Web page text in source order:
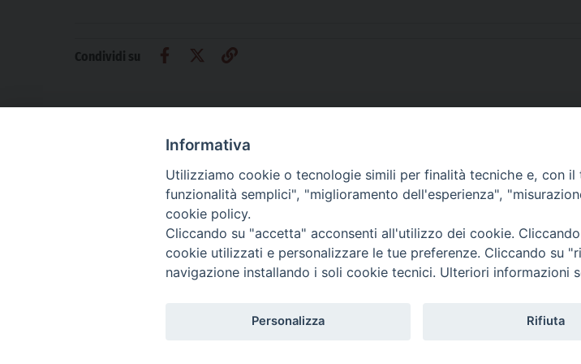
Condividi su
AMMINISTRAZIONE TRASPARENTE SCRIVICI
La Difesa del Popolo percepisce i contributi pubblici all'editoria.
La Difesa del Popolo è una testata registrata presso il Tribunale di Padova decreto del 15 giugno 1950 al n. 37 del registro
Informativa
Utilizziamo cookie o tecnologie simili per finalità tecniche e, con
funzionalità semplici", "miglioramento dell'esperienza",
cookie policy.
Cliccando su "accetta" acconsenti all'utilizzo dei cookie.
cookie utilizzati e personalizzare le tue preferenze. Cliccando su
navigazione installando i soli cookie tecnici. Ulteriori informazioni
Personalizza Rifiuta